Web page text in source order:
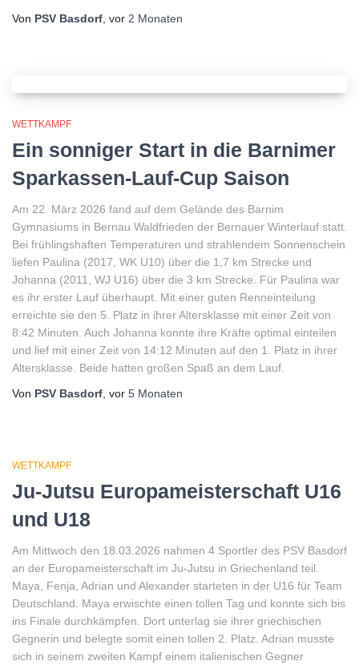
Von PSV Basdorf , vor 2 Monaten
WETTKAMPF
Ein sonniger Start in die Barnimer
Sparkassen-Lauf-Cup Saison
Am 22. März 2026 fand auf dem Gelände des Barnim
Gymnasiums in Bernau Waldfrieden der Bernauer Winterlauf statt.
Bei frühlingshaften Temperaturen und strahlendem Sonnenschein
liefen Paulina (2017, WK U10) über die 1,7 km Strecke und
Johanna (2011, WJ U16) über die 3 km Strecke. Für Paulina war
es ihr erster Lauf überhaupt. Mit einer guten Renneinteilung
erreichte sie den 5. Platz in ihrer Altersklasse mit einer Zeit von
8:42 Minuten. Auch Johanna konnte ihre Kräfte optimal einteilen
und lief mit einer Zeit von 14:12 Minuten auf den 1. Platz in ihrer
Altersklasse. Beide hatten großen Spaß an dem Lauf.
Von PSV Basdorf , vor 5 Monaten
WETTKAMPF
Ju-Jutsu Europameisterschaft U16
und U18
Am Mittwoch den 18.03.2026 nahmen 4 Sportler des PSV Basdorf
an der Europameisterschaft im Ju-Jutsu in Griechenland teil.
Maya, Fenja, Adrian und Alexander starteten in der U16 für Team
Deutschland. Maya erwischte einen tollen Tag und konnte sich bis
ins Finale durchkämpfen. Dort unterlag sie ihrer griechischen
Gegnerin und belegte somit einen tollen 2. Platz. Adrian musste
sich in seinem zweiten Kampf einem italienischen Gegner